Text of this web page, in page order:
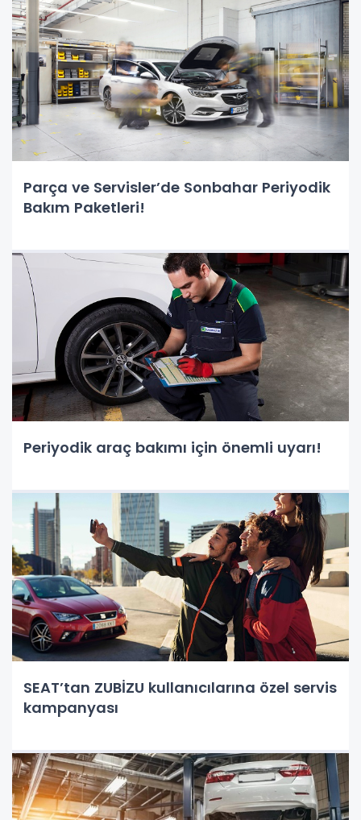
Parça ve Servisler’de Sonbahar Periyodik
Bakım Paketleri!
Periyodik araç bakımı için önemli uyarı!
SEAT’tan ZUBİZU kullanıcılarına özel servis
kampanyası